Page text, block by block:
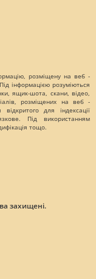
розміщену на веб -
інформацією розуміються
ящик-шота, скани, відео,
розміщених на веб -
відкритого для індексації
Під використанням
тощо.
захищені.